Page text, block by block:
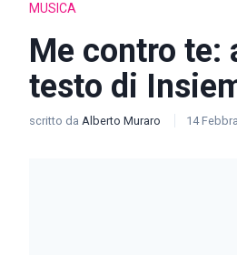
MUSICA
Me contro te:
testo di
scritto da Alberto Muraro 14